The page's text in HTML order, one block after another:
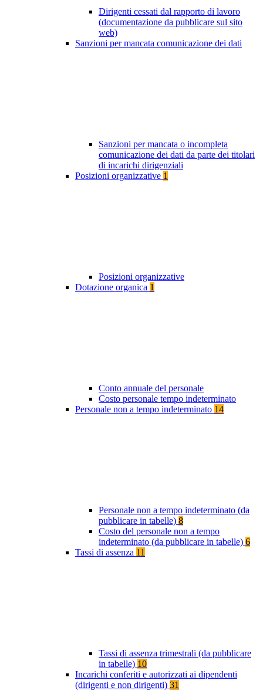
Dirigenti cessati dal rapporto di lavoro
(documentazione da pubblicare sul sito
web)
Sanzioni per mancata comunicazione dei dati
Sanzioni per mancata o incompleta
comunicazione dei dati da parte dei titolari
di incarichi dirigenziali
Posizioni organizzative 1
Posizioni organizzative
Dotazione organica 1
Conto annuale del personale
Costo personale tempo indeterminato
Personale non a tempo indeterminato 14
Personale non a tempo indeterminato (da
pubblicare in tabelle) 8
Costo del personale non a tempo
indeterminato (da pubblicare in tabelle) 6
Tassi di assenza 11
Tassi di assenza trimestrali (da pubblicare
in tabelle) 10
Incarichi conferiti e autorizzati ai dipendenti
(dirigenti e non dirigenti) 31